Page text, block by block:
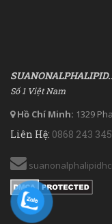
Số 1 Việt Nam
Hồ Chí Minh: 1329
Liên Hệ: 0868 243 345